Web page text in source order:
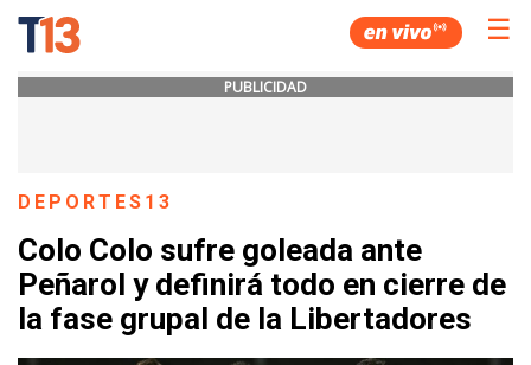
☰
PUBLICIDAD
DEPORTES13
Colo Colo sufre goleada ante
Peñarol y definirá todo en cierre de
la fase grupal de la Libertadores